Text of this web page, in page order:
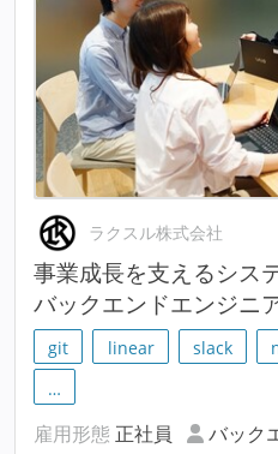
ラクスル株式会社
事業成長を支えるシス
バックエンドエンジニ
git linear slack
…
雇用形態 正社員 バック